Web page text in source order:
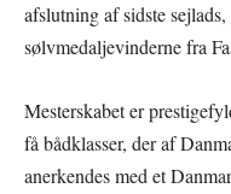
afslutning af sidste
sølvmedaljevinderne fra
Mesterskabet er
få bådklasser, der af
anerkendes med et